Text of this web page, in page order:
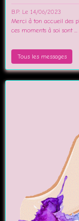
B.P. Le 14/06/2023
Merci à ton accueil des
ces moments à soi sont ...
Tous les messages